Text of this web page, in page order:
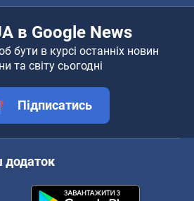
в Google News
бути в курсі останніх новин
та світу сьогодні
Підписатись
додаток